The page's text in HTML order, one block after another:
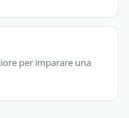
per imparare una